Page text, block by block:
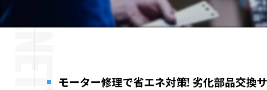
モーター修理で省エネ対策! 劣化部品交換